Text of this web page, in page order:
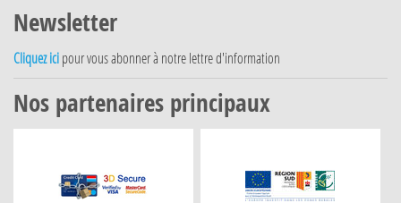
Newsletter
Cliquez ici pour vous abonner à notre lettre d'information
Nos partenaires principaux